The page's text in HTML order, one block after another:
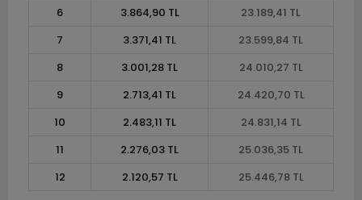
6
3.864,90 TL
23.189,41 TL
7
3.371,41 TL
23.599,84 TL
8
3.001,28 TL
24.010,27 TL
9
2.713,41 TL
24.420,70 TL
10
2.483,11 TL
24.831,14 TL
11
2.276,03 TL
25.036,35 TL
12
2.120,57 TL 25.446,78 TL